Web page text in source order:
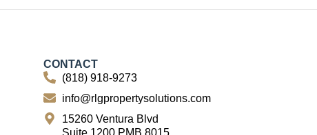
CONTACT
(818) 918-9273
info@rlgpropertysolutions.com
15260 Ventura Blvd
Suite 1200 PMB 8015